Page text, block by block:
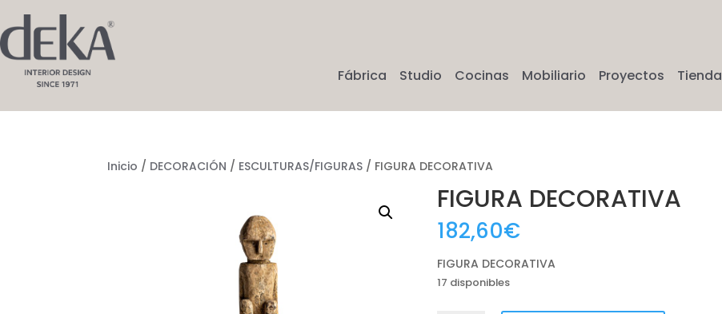
Fábrica Studio Cocinas Mobiliario Proyectos Tienda
Inicio / DECORACIÓN / ESCULTURAS/FIGURAS / FIGURA DECORATIVA
FIGURA DECORATIVA
182,60€
FIGURA DECORATIVA
17 disponibles